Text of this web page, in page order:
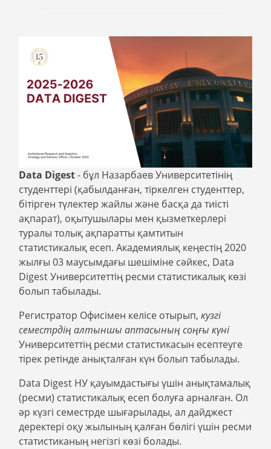
Data Digest- бұл Назарбаев Университетінің
студенттері (қабылданған, тіркелген студенттер,
бітірген түлектер жайлы және басқа да тиісті
ақпарат), оқытушылары мен қызметкерлері
туралы толық ақпаратты қамтитын
статистикалық есеп. Академиялық кеңестің 2020
жылғы 03 маусымдағы шешіміне сәйкес, Data
Digest Университеттің ресми статистикалық көзі
болып табылады.
Регистратор Офисімен келісе отырып, кузгі
семестрдің алтыншы аптасының соңғы күні
Университеттің ресми статистикасын есептеуге
тірек ретінде анықталған күн болып табылады.
Data Digest НУ қауымдастығы үшін анықтамалық
(ресми) статистикалық есеп болуға арналған. Ол
әр күзгі семестрде шығарылады, ал дайджест
деректері оқу жылының қалған бөлігі үшін ресми
статистиканың негізгі көзі болады.